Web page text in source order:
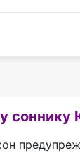
соннику